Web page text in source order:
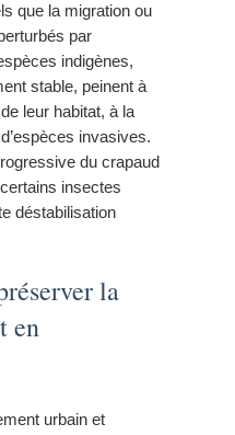
que la migration ou
par
indigènes,
stable, peinent à
leur habitat, à la
invasives.
du crapaud
insectes
déstabilisation
la
en
urbain et